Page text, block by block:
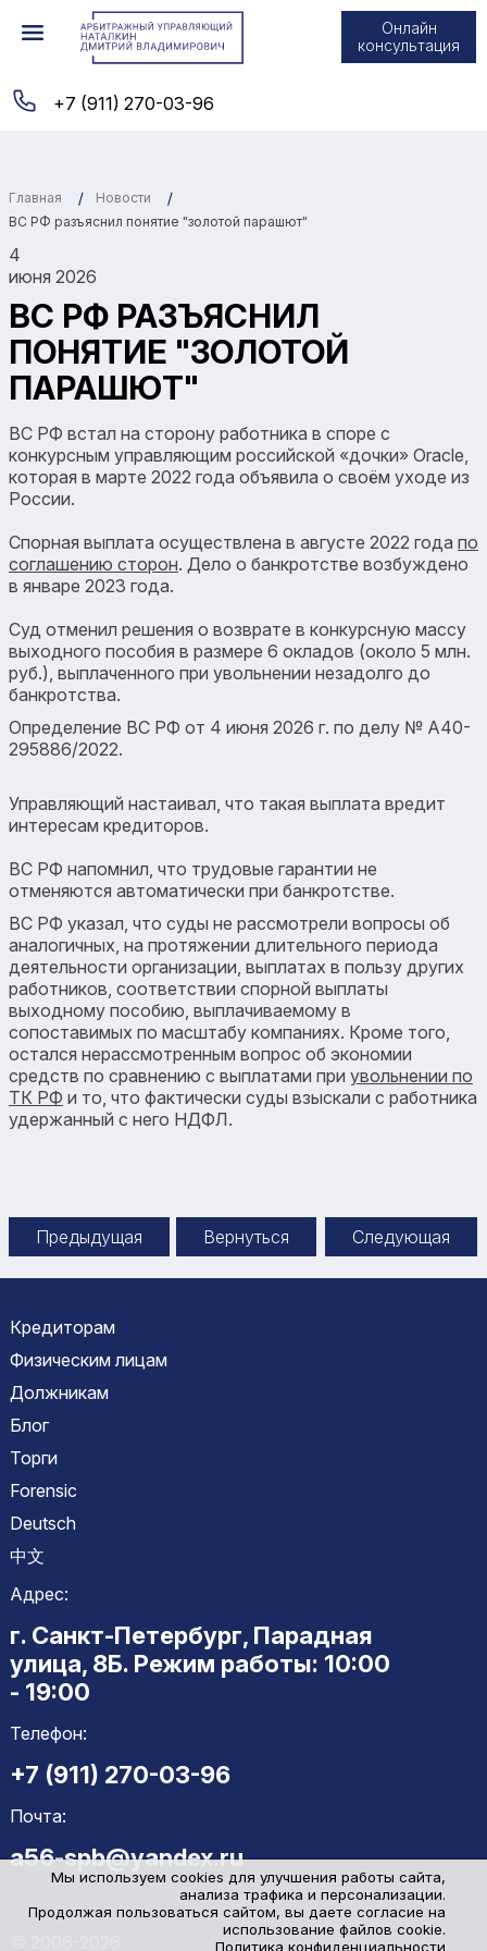
Мы используем cookies для улучшения работы сайта,
анализа трафика и персонализации.
Продолжая пользоваться сайтом, вы даете согласие на
использование файлов cookie.
Политика конфиденциальности
Онлайн
консультация
+7 (911) 270-03-96
Главная
Новости
ВС РФ разъяснил понятие "золотой парашют"
4
июня 2026
ВС РФ РАЗЪЯСНИЛ
ПОНЯТИЕ "ЗОЛОТОЙ
ПАРАШЮТ"
ВС РФ встал на сторону работника в споре с
конкурсным управляющим российской «дочки» Oracle,
которая в марте 2022 года объявила о своём уходе из
России.
Спорная выплата осуществлена в августе 2022 года по
соглашению сторон. Дело о банкротстве возбуждено
в январе 2023 года.
Суд отменил решения о возврате в конкурсную массу
выходного пособия в размере 6 окладов (около 5 млн.
руб.), выплаченного при увольнении незадолго до
банкротства.
Определение ВС РФ от 4 июня 2026 г. по делу № А40-
295886/2022.
Управляющий настаивал, что такая выплата вредит
интересам кредиторов.
ВС РФ напомнил, что трудовые гарантии не
отменяются автоматически при банкротстве.
ВС РФ указал, что суды не рассмотрели вопросы об
аналогичных, на протяжении длительного периода
деятельности организации, выплатах в пользу других
работников, соответствии спорной выплаты
выходному пособию, выплачиваемому в
сопоставимых по масштабу компаниях. Кроме того,
остался нерассмотренным вопрос об экономии
средств по сравнению с выплатами при увольнении по
ТК РФ и то, что фактически суды взыскали с работника
удержанный с него НДФЛ.
Предыдущая Вернуться Следующая
Кредиторам
Физическим лицам
Должникам
Блог
Торги
Forensic
Deutsch
中文
Адрес:
г. Санкт-Петербург, Парадная
улица, 8Б. Режим работы: 10:00
- 19:00
Телефон:
+7 (911) 270-03-96
Почта:
a56-spb@yandex.ru